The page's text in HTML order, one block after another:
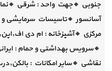
جنوبی 🔸جهت واحد : شرقی
آسانسور 🔸تاسیسات سرمایشی و
مرکزی 🔸آشپزخانه : ام دی
🔸سرویس بهداشتی و حمام :
نقاشی 🔸سایر امکانات :